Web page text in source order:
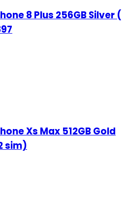
8 Plus 256GB Silver (
Xs Max 512GB Gold
sim)